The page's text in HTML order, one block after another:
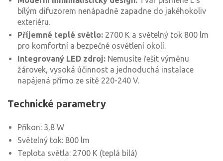
bílým difuzorem nenápadně zapadne do jakéhokoliv
exteriéru.
Příjemné teplé světlo: 2700 K a světelný tok 800 lm
pro komfortní a bezpečné osvětlení okolí.
Integrovaný LED zdroj: Nemusíte řešit výměnu
žárovek, vysoká účinnost a jednoduchá instalace
napájená přímo ze sítě 220-240 V.
Technické parametry
Příkon: 3,8 W
Světelný tok: 800 lm
Teplota světla: 2700 K (teplá bílá)